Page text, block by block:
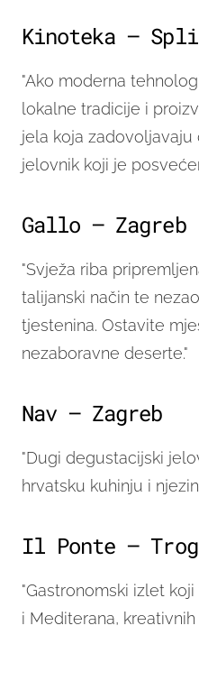
Kinoteka –
"Ako moderna
lokalne tradicije i
jela koja
jelovnik koji je
Gallo – Zagreb
"Svježa riba
talijanski način te
tjestenina. Ostavite
nezaboravne deserte."
Nav – Zagreb
"Dugi degustacijski
hrvatsku kuhinju i
Il Ponte –
"Gastronomski izlet
i Mediterana,